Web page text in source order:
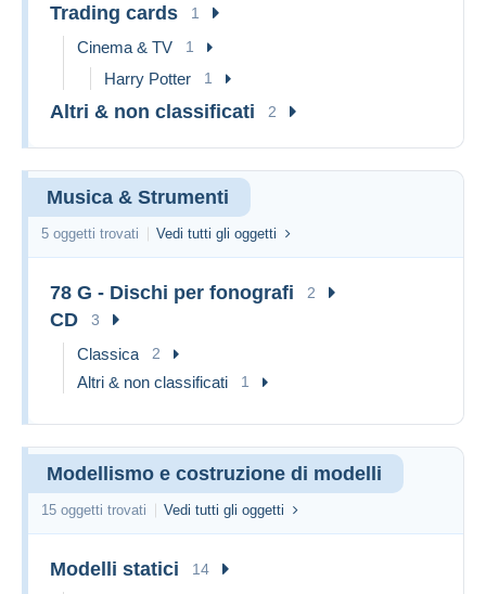
Trading cards 1
Cinema & TV 1
Harry Potter 1
Altri & non classificati 2
Musica & Strumenti
5 oggetti trovati Vedi tutti gli oggetti
78 G - Dischi per fonografi 2
CD 3
Classica 2
Altri & non classificati 1
Modellismo e costruzione di modelli
15 oggetti trovati Vedi tutti gli oggetti
Modelli statici 14